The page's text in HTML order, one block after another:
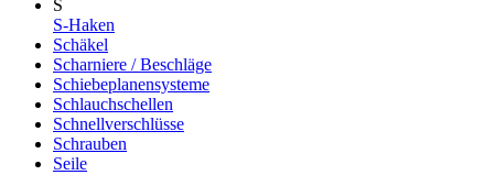
S
S-Haken
Schäkel
Scharniere / Beschläge
Schiebeplanensysteme
Schlauchschellen
Schnellverschlüsse
Schrauben
Seile